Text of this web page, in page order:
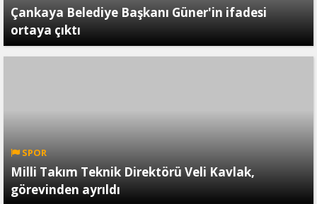
Çankaya Belediye Başkanı Güner'in ifadesi
ortaya çıktı
SPOR
Milli Takım Teknik Direktörü Veli Kavlak,
görevinden ayrıldı